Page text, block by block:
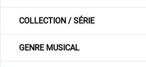
COLLECTION / SÉRIE
GENRE MUSICAL